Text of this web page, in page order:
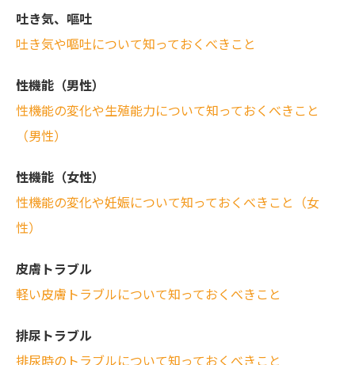
吐き気、嘔吐
吐き気や嘔吐について知っておくべきこと
性機能（男性）
性機能の変化や生殖能力について知っておくべきこと
（男性）
性機能（女性）
性機能の変化や妊娠について知っておくべきこと（女
性）
皮膚トラブル
軽い皮膚トラブルについて知っておくべきこと
排尿トラブル
排尿時のトラブルについて知っておくべきこと